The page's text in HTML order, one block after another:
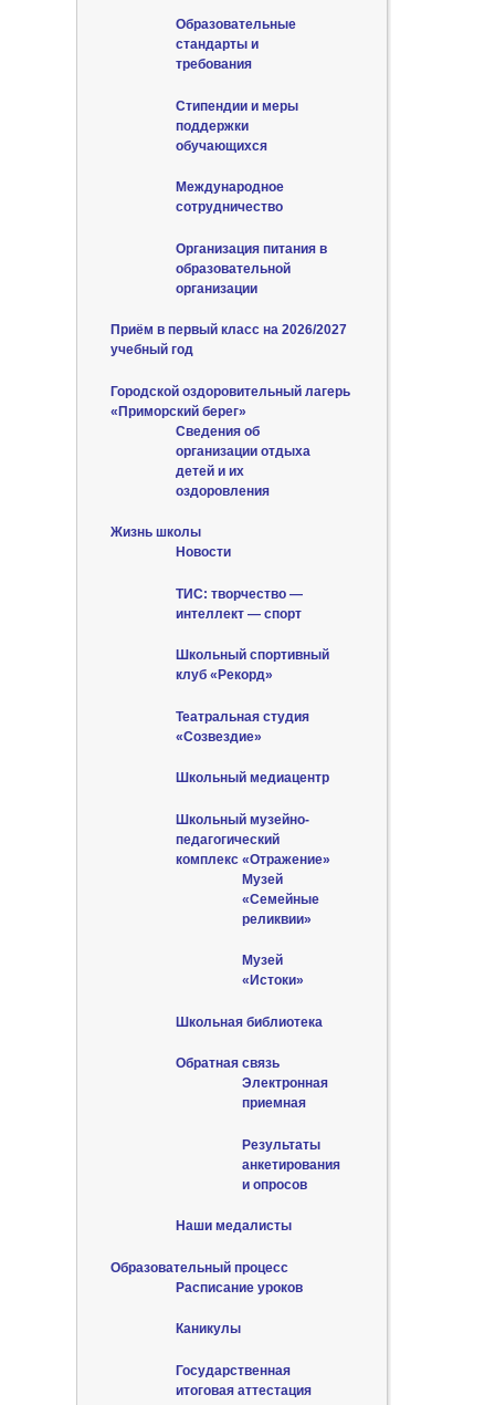
Образовательные
стандарты и
требования
Стипендии и меры
поддержки
обучающихся
Международное
сотрудничество
Организация питания в
образовательной
организации
Приём в первый класс на 2026/2027
учебный год
Городской оздоровительный лагерь
«Приморский берег»
Сведения об
организации отдыха
детей и их
оздоровления
Жизнь школы
Новости
ТИС: творчество —
интеллект — спорт
Школьный спортивный
клуб «Рекорд»
Театральная студия
«Созвездие»
Школьный медиацентр
Школьный музейно-
педагогический
комплекс «Отражение»
Музей
«Семейные
реликвии»
Музей
«Истоки»
Школьная библиотека
Обратная связь
Электронная
приемная
Результаты
анкетирования
и опросов
Наши медалисты
Образовательный процесс
Расписание уроков
Каникулы
Государственная
итоговая аттестация